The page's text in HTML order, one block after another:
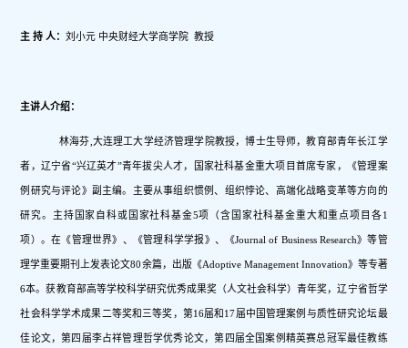
主 持 人：刘小元 中央财经大学商学院 教授
主讲人介绍：
林海芬,大连理工大学经济管理学院教授，博士生导师，教育部青年长江学
者，辽宁省“兴辽英才”青年拔尖人才，国家社科基金重大项目首席专家，《管理案
例研究与评论》副主编。主要从事组织惯例、组织悖论、高端化战略变革等方向的
研究。主持国家自科或国家社科基金5项（含国家社科基金重大和重点项目各1
项）。在《管理世界》、《管理科学学报》、《Journal of Business Research》等管
理学重要期刊上发表论文80余篇，出版《Adoptive Management Innovation》等专著
6本。获教育部高等学校科学研究优秀成果奖（人文社会科学）青年奖，辽宁省哲学
社会科学学术成果二等奖和三等奖，第16届和17届中国管理案例与质性研究论坛最
佳论文，第四届李占祥管理哲学优秀论文，第四届全国案例精英赛总冠军最佳教练